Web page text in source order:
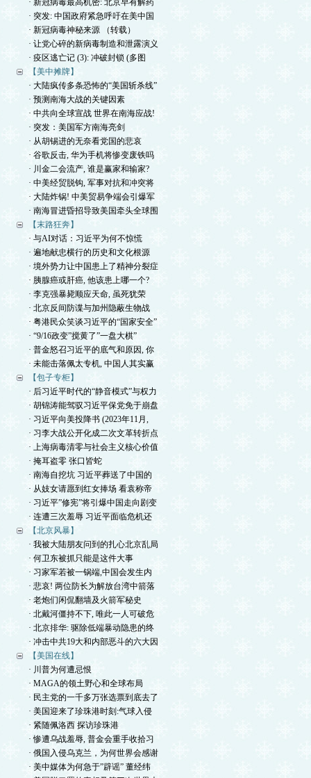
· 新冠病毒最高机密: 北京早有解药
· 突发: 中国政府紧急呼吁在美中国
· 新冠病毒神秘来源 （转载）
· 让党心碎的新病毒制造和泄露演义
· 疫区逃亡记 (3): 冲破封锁 (多图
【美中摊牌】
· 大陆疯传多条恐怖的“美国斩杀线”
· 预测南海大战的关键因素
· 中共向全球宣战 世界在南海应战!
· 突发：美国军方南海亮剑
· 从胡锡进的无奈看党国的悲哀
· 谷歌反击, 华为手机将惨变废铁吗
· 川金二会流产, 谁是赢家和输家?
· 中美经贸脱钩, 军事对抗和冲突将
· 大陆炸锅! 中美贸易争端会引爆军
· 南海冒进昏招导致美国牵头全球围
【末路狂奔】
· 与AI对话：习近平为何不惊慌
· 遍地献忠横行的历史和文化根源
· 境外势力让中国患上了精神分裂症
· 胰腺癌或肝癌, 他该患上哪一个?
· 李克强暴毙顺应天命, 虽死犹荣
· 北京反间防谍与加州隐蔽生物战
· 粤港民众笑谈习近平的“国家安全”
· “9/16政变”搅黄了”一盘大棋”
· 普金怒召习近平的底气和原因, 你
· 未能击落佩太专机, 中国人其实赢
【包子专柜】
· 后习近平时代的“静音模式”与权力
· 胡锦涛能驾驭习近平保党免于崩盘
· 习近平向美投降书 (2023年11月,
· 习李大战公开化成二次文革转折点
· 上海病毒清零与社会主义核心价值
· 掩耳盗零 张口皆蛇
· 南海自挖坑 习近平葬送了中国的
· 从妓女请愿到红女捧场 看袁称帝
· 习近平”修宪”将引爆中国走向剧变
· 连遭三次羞辱 习近平面临危机还
【北京风暴】
· 我被大陆朋友问到的扎心北京乱局
· 何卫东被抓只能是这件大事
· 习家军若被一锅端,中国会发生内
· 悲哀! 两位防长为解放台湾中箭落
· 老炮们闲侃翻墙及火箭军秘史
· 北戴河僵持不下, 唯此一人可破危
· 北京排华: 驱除低端暴动隐患的终
· 冲击中共19大和内部恶斗的六大因
【美国在线】
· 川普为何遭忌恨
· MAGA的领土野心和全球布局
· 民主党的一千多万张选票到底去了
· 美国迎来了珍珠港时刻:气球入侵
· 紧随佩洛西 探访珍珠港
· 惨遭乌战羞辱, 普金会重手收拾习
· 俄国入侵乌克兰，为何世界会感谢
· 美中媒体为何急于”辟谣” 董经纬